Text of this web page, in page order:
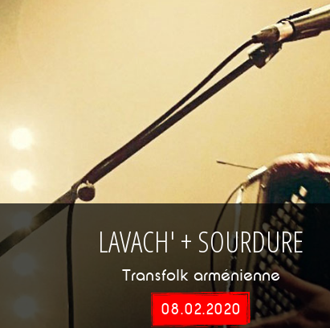
LAVACH' + SOURDURE
Transfolk arménienne
08.02.2020